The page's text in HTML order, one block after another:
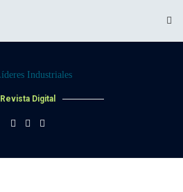
Revista Digital